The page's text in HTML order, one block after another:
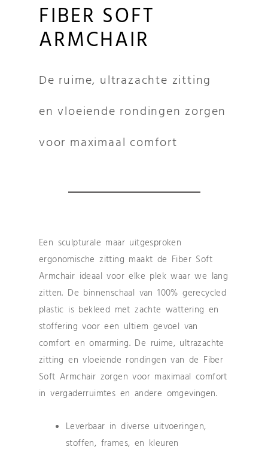
FIBER SOFT
ARMCHAIR
De ruime, ultrazachte zitting
en vloeiende rondingen zorgen
voor maximaal comfort
Een sculpturale maar uitgesproken
ergonomische zitting maakt de Fiber Soft
Armchair ideaal voor elke plek waar we lang
zitten. De binnenschaal van 100% gerecycled
plastic is bekleed met zachte wattering en
stoffering voor een ultiem gevoel van
comfort en omarming. De ruime, ultrazachte
zitting en vloeiende rondingen van de Fiber
Soft Armchair zorgen voor maximaal comfort
in vergaderruimtes en andere omgevingen.
Leverbaar in diverse uitvoeringen,
stoffen, frames, en kleuren